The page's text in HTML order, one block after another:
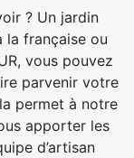
? Un jardin
la française ou
vous pouvez
parvenir votre
permet à notre
apporter les
d’artisan